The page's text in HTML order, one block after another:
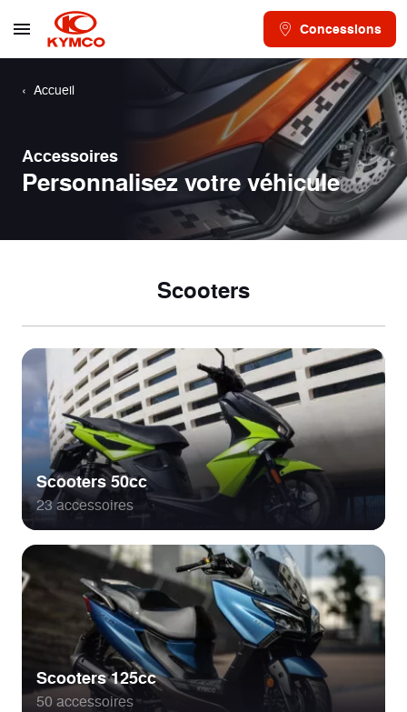
Concessions
Accueil
Accessoires
Personnalisez votre véhicule
Scooters
Scooters 50cc
23 accessoires
Scooters 125cc
50 accessoires